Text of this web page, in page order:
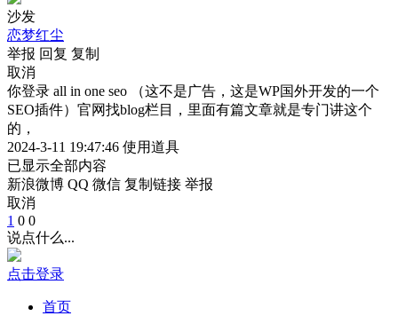
沙发
恋梦红尘
举报 回复 复制
取消
你登录 all in one seo （这不是广告，这是WP国外开发的一个
SEO插件）官网找blog栏目，里面有篇文章就是专门讲这个
的，
2024-3-11 19:47:46 使用道具
已显示全部内容
新浪微博 QQ 微信 复制链接 举报
取消
1 0 0
说点什么...
点击登录
首页